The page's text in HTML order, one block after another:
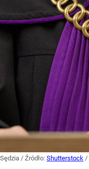
Sędzia / Źródło: Shutterstock /